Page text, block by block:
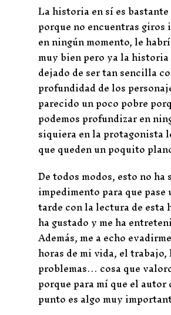
La historia en sí es
porque no encuentras giros
en ningún momento, le
muy bien pero ya la
dejado de ser tan sencilla
profundidad de los
parecido un poco pobre
podemos profundizar en
siquiera en la protagonista
que queden un poquito
De todos modos, esto no
impedimento para que pase
tarde con la lectura de esta
ha gustado y me ha
Además, me a echo
horas de mi vida, el trabajo,
problemas… cosa que
porque para mí que el autor
punto es algo muy